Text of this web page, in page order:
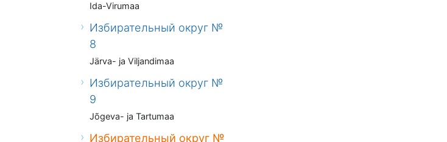
Ida-Virumaa
Избирательный округ №
8
Järva- ja Viljandimaa
Избирательный округ №
9
Jõgeva- ja Tartumaa
Избирательный округ №